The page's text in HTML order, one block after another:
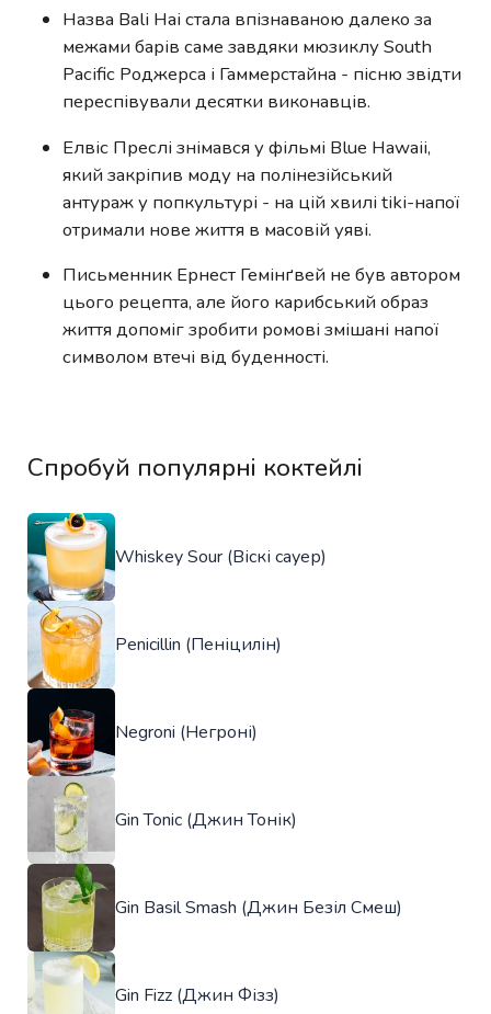
Назва Bali Hai стала впізнаваною далеко за
межами барів саме завдяки мюзиклу South
Pacific Роджерса і Гаммерстайна - пісню звідти
переспівували десятки виконавців.
Елвіс Преслі знімався у фільмі Blue Hawaii,
який закріпив моду на полінезійський
антураж у попкультурі - на цій хвилі tiki-напої
отримали нове життя в масовій уяві.
Письменник Ернест Гемінґвей не був автором
цього рецепта, але його карибський образ
життя допоміг зробити ромові змішані напої
символом втечі від буденності.
Спробуй популярні коктейлі
Whiskey Sour (Віскі сауер)
Penicillin (Пеніцилін)
Negroni (Негроні)
Gin Tonic (Джин Тонік)
Gin Basil Smash (Джин Безіл Смеш)
Gin Fizz (Джин Фізз)